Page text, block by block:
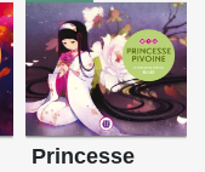
Princesse